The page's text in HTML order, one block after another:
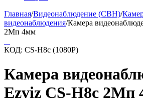
Главная/Видеонаблюдение (СВН)/
видеонаблюдения/Камера
2Мп 4мм
КОД: CS-H8c (1080P)
Камера
Ezviz CS-H8c 2Мп